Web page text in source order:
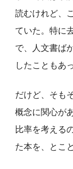
読むけれど、
ていた。特に
で、人文書ば
したこともあ
だけど、そも
概念に関心が
比率を考える
た本を、とこ